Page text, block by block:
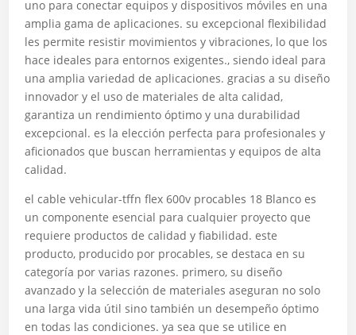
uno para conectar equipos y dispositivos móviles en una
amplia gama de aplicaciones. su excepcional flexibilidad
les permite resistir movimientos y vibraciones, lo que los
hace ideales para entornos exigentes., siendo ideal para
una amplia variedad de aplicaciones. gracias a su diseño
innovador y el uso de materiales de alta calidad,
garantiza un rendimiento óptimo y una durabilidad
excepcional. es la elección perfecta para profesionales y
aficionados que buscan herramientas y equipos de alta
calidad.
el cable vehicular-tffn flex 600v procables 18 Blanco es
un componente esencial para cualquier proyecto que
requiere productos de calidad y fiabilidad. este
producto, producido por procables, se destaca en su
categoría por varias razones. primero, su diseño
avanzado y la selección de materiales aseguran no solo
una larga vida útil sino también un desempeño óptimo
en todas las condiciones. ya sea que se utilice en